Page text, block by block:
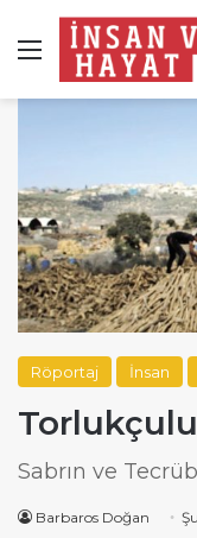
Menü
Röportaj İnsan
Sabrın ve
Barbaros Doğan